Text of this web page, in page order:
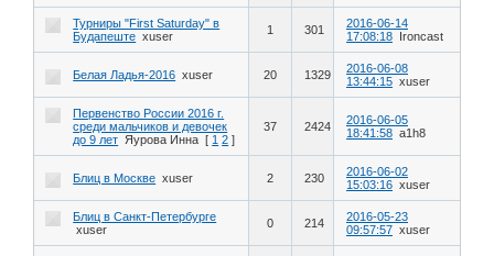
Турниры "First Saturday" в
Будапеште xuser 1 301
2016-06-14
17:08:18
Ironcast
Белая Ладья-2016 xuser 20 1329
2016-06-08
13:44:15 xuser
Первенство России 2016 г.
среди мальчиков и девочек
до 9 лет Яурова Инна [ 1 2 ]
37 2424
2016-06-05
18:41:58 a1h8
Блиц в Москве xuser 2 230
2016-06-02
15:03:16 xuser
Блиц в Санкт-Петербурге
xuser
0 214
2016-05-23
09:57:57 xuser